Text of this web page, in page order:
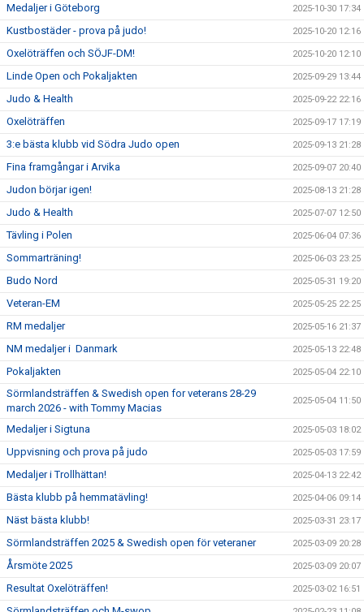
Medaljer i Göteborg 2025-10-30 17:34
Kustbostäder - prova på judo! 2025-10-20 12:16
Oxelöträffen och SÖJF-DM! 2025-10-20 12:10
Linde Open och Pokaljakten 2025-09-29 13:44
Judo & Health 2025-09-22 22:16
Oxelöträffen 2025-09-17 17:19
3:e bästa klubb vid Södra Judo open 2025-09-13 21:28
Fina framgångar i Arvika 2025-09-07 20:40
Judon börjar igen! 2025-08-13 21:28
Judo & Health 2025-07-07 12:50
Tävling i Polen 2025-06-04 07:36
Sommarträning! 2025-06-03 23:25
Budo Nord 2025-05-31 19:20
Veteran-EM 2025-05-25 22:25
RM medaljer 2025-05-16 21:37
NM medaljer i Danmark 2025-05-13 22:48
Pokaljakten 2025-05-04 22:10
Sörmlandsträffen & Swedish open for veterans 28-29
march 2026 - with Tommy Macias
2025-05-04 11:50
Medaljer i Sigtuna 2025-05-03 18:02
Uppvisning och prova på judo 2025-05-03 17:59
Medaljer i Trollhättan! 2025-04-13 22:42
Bästa klubb på hemmatävling! 2025-04-06 09:14
Näst bästa klubb! 2025-03-31 23:17
Sörmlandsträffen 2025 & Swedish open för veteraner 2025-03-09 20:28
Årsmöte 2025 2025-03-09 20:07
Resultat Oxelöträffen! 2025-03-02 16:51